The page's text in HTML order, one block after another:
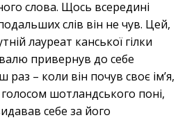
слова. Щось всередині
слів він не чув. Цей,
лауреат канської гілки
привернув до себе
– коли він почув своє ім’я,
шотландського поні,
себе за його